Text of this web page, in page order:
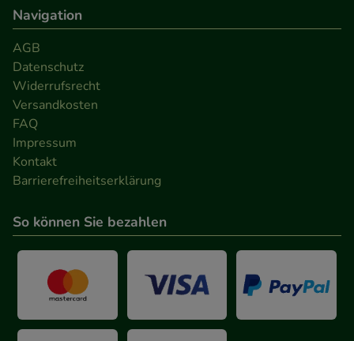
unserer Website sammeln, mit deren Hilfe wir
den Inhalt auf unserer Website aber auch die
Werbung auf Drittseiten möglichst relevant für Sie
zu gestalten. Bitte beachten Sie, dass Daten hierfür
teilweise an Dritte wie z.B. Google oder soziale
Medien übertragen werden.
Navigation
AGB
Datenschutz
Widerrufsrecht
Versandkosten
FAQ
Impressum
Kontakt
Barrierefreiheitserklärung
So können Sie bezahlen